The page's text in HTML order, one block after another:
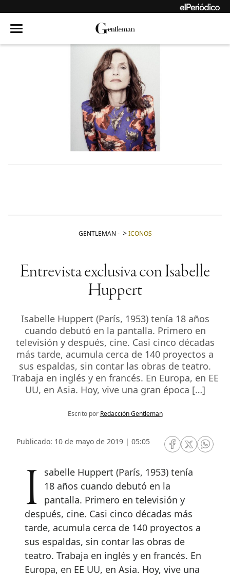
GENTLEMAN - ICONOS
Entrevista exclusiva con Isabelle
Huppert
Isabelle Huppert (París, 1953) tenía 18 años
cuando debutó en la pantalla. Primero en
televisión y después, cine. Casi cinco décadas
más tarde, acumula cerca de 140 proyectos a
sus espaldas, sin contar las obras de teatro.
Trabaja en inglés y en francés. En Europa, en EE
UU, en Asia. Hoy, vive una gran época […]
Escrito por Redacción Gentleman
Publicado: 10 de mayo de 2019 | 05:05
RRSS Facebook
RRSSRRSS
Isabelle Huppert (París, 1953) tenía
18 años cuando debutó en la
pantalla. Primero en televisión y
después, cine. Casi cinco décadas más
tarde, acumula cerca de 140 proyectos a
sus espaldas, sin contar las obras de
teatro. Trabaja en inglés y en francés. En
Europa, en EE UU, en Asia. Hoy, vive una